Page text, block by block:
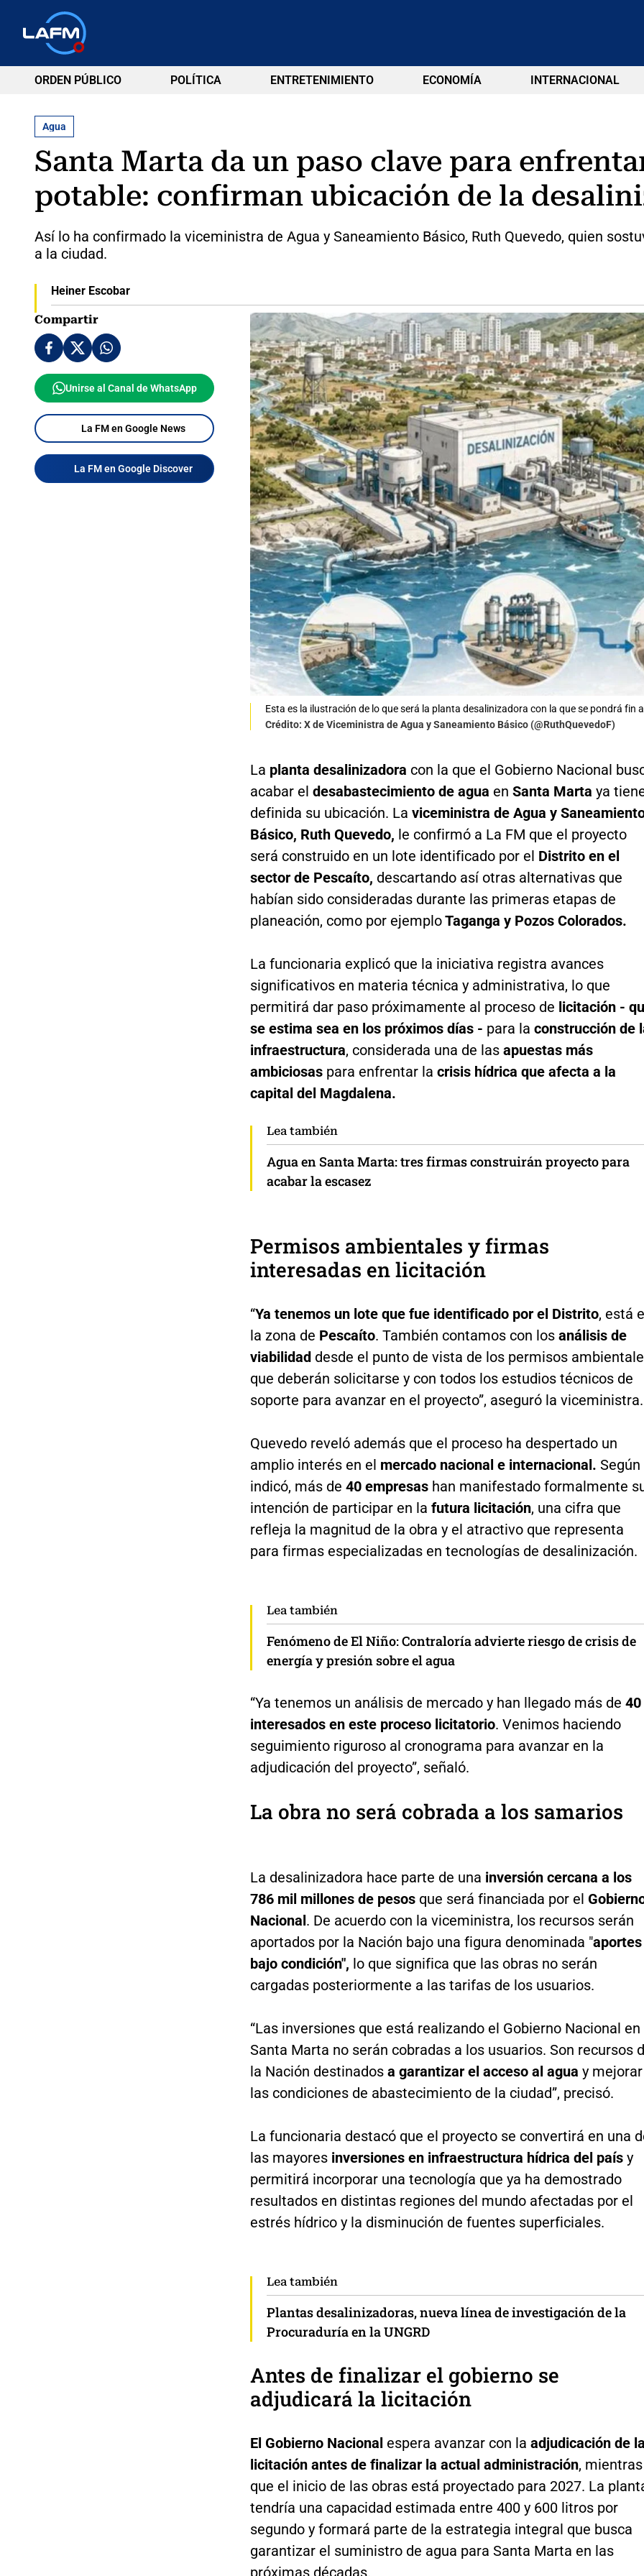
ORDEN PÚBLICO POLÍTICA ENTRETENIMIENTO ECONOMÍA INTERNACIONAL
Agua
Santa Marta da un paso clave para
potable: confirman ubicación de la
Así lo ha confirmado la viceministra de Agua y Saneamiento Básico, Ruth Quevedo, quien
a la ciudad.
Heiner Escobar
Compartir
Unirse al Canal de WhatsApp
La FM en Google News
La FM en Google Discover
Esta es la ilustración de lo que será la planta desalinizadora con la que se pondrá
Crédito: X de Viceministra de Agua y Saneamiento Básico (@RuthQuevedoF)
La planta desalinizadora con la que el Gobierno Nacional
acabar el desabastecimiento de agua en Santa Marta ya
definida su ubicación. La viceministra de Agua y
Básico, Ruth Quevedo, le confirmó a La FM que el proyecto
será construido en un lote identificado por el Distrito en el
sector de Pescaíto, descartando así otras alternativas que
habían sido consideradas durante las primeras etapas de
planeación, como por ejemploTaganga y Pozos Colorados.
La funcionaria explicó que la iniciativa registra avances
significativos en materia técnica y administrativa, lo que
permitirá dar paso próximamente al proceso de licitación -
se estima sea en los próximos días - para la construcción de
infraestructura, considerada una de las apuestas más
ambiciosas para enfrentar la crisis hídrica que afecta a la
capital del Magdalena.
Lea también
Agua en Santa Marta: tres firmas construirán proyecto para
acabar la escasez
Permisos ambientales y firmas
interesadas en licitación
“Ya tenemos un lote que fue identificado por el Distrito, está
la zona de Pescaíto. También contamos con los análisis de
viabilidaddesde el punto de vista de los permisos
que deberán solicitarse y con todos los estudios técnicos de
soporte para avanzar en el proyecto”, aseguró la viceministra.
Quevedo reveló además que el proceso ha despertado un
amplio interés en el mercado nacional e internacional. Según
indicó, más de 40 empresashan manifestado formalmente
intención de participar en la futura licitación, una cifra que
refleja la magnitud de la obra y el atractivo que representa
para firmas especializadas en tecnologías de desalinización.
Lea también
Fenómeno de El Niño: Contraloría advierte riesgo de crisis de
energía y presión sobre el agua
“Ya tenemos un análisis de mercado y han llegado más de 40
interesados en este proceso licitatorio. Venimos haciendo
seguimiento riguroso al cronograma para avanzar en la
adjudicación del proyecto”, señaló.
La obra no será cobrada a los samarios
La desalinizadora hace parte de una inversión cercana a los
786 mil millones de pesosque será financiada por el
Nacional. De acuerdo con la viceministra, los recursos serán
aportados por la Nación bajo una figura denominada "aportes
bajo condición", lo que significa que las obras no serán
cargadas posteriormente a las tarifas de los usuarios.
“Las inversiones que está realizando el Gobierno Nacional en
Santa Marta no serán cobradas a los usuarios. Son recursos
la Nación destinados a garantizar el acceso al agua y mejorar
las condiciones de abastecimiento de la ciudad”, precisó.
La funcionaria destacó que el proyecto se convertirá en una
las mayores inversiones en infraestructura hídrica del país y
permitirá incorporar una tecnología que ya ha demostrado
resultados en distintas regiones del mundo afectadas por el
estrés hídrico y la disminución de fuentes superficiales.
Lea también
Plantas desalinizadoras, nueva línea de investigación de la
Procuraduría en la UNGRD
Antes de finalizar el gobierno se
adjudicará la licitación
El Gobierno Nacional espera avanzar con la adjudicación de
licitación antes de finalizar la actual administración, mientras
que el inicio de las obras está proyectado para 2027. La
tendría una capacidad estimada entre 400 y 600 litros por
segundo y formará parte de la estrategia integral que busca
garantizar el suministro de agua para Santa Marta en las
próximas décadas.